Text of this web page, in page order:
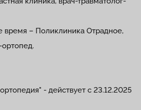
время – Поликлиника Отрадное,
ортопед.
- действует с 23.12.2025